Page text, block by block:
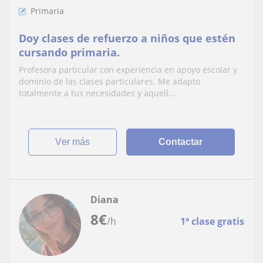
Primaria
Doy clases de refuerzo a niños que estén
cursando primaria.
Profesora particular con experiencia en apoyo escolar y
dominio de las clases particulares. Me adapto
totalmente a tus necesidades y aquell...
ver más Contactar
8€/h 1ª clase gratis
Diana